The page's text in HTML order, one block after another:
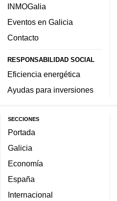
INMOGalia
Eventos en Galicia
Contacto
RESPONSABILIDAD SOCIAL
Eficiencia energética
Ayudas para inversiones
SECCIONES
Portada
Galicia
Economía
España
Internacional